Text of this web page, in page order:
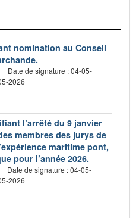
nomination au Conseil
Date de signature : 04-05-
2026
l’arrêté du 9 janvier
membres des jurys de
maritime pont,
pour l’année 2026.
Date de signature : 04-05-
2026